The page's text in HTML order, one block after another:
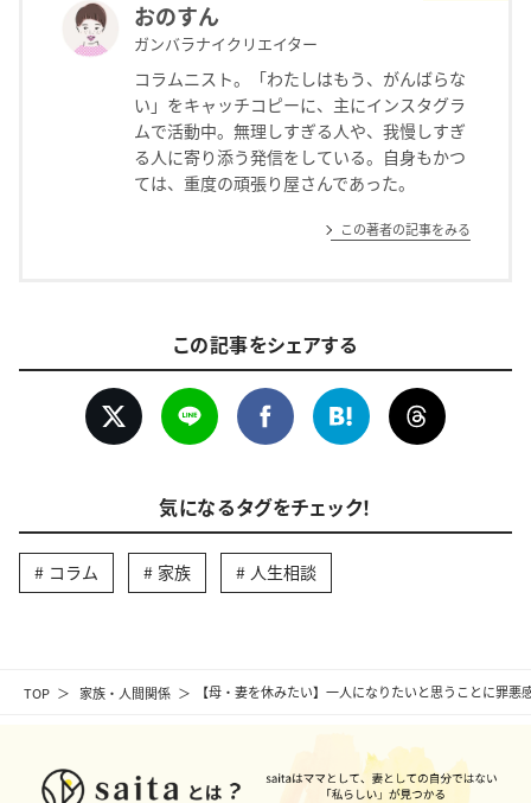
TOP 家族・人間関係 【母・妻を休みたい】一人になりたいと思うことに罪
おのすん
ガンバラナイクリエイター
コラムニスト。「わたしはもう、がんばらな
い」をキャッチコピーに、主にインスタグラ
ムで活動中。無理しすぎる人や、我慢しすぎ
る人に寄り添う発信をしている。自身もかつ
ては、重度の頑張り屋さんであった。
この著者の記事をみる
この記事をシェアする
気になるタグをチェック！
コラム 家族 人生相談